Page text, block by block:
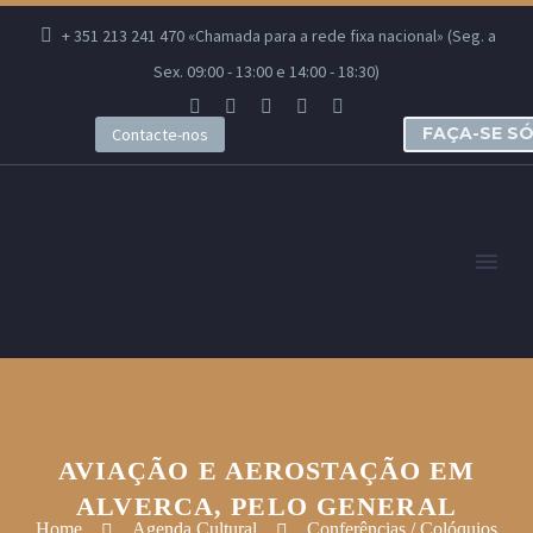
+ 351 213 241 470 «Chamada para a rede fixa nacional» (Seg. a
Sex. 09:00 - 13:00 e 14:00 - 18:30)
Contacte-nos FAÇA-SE
AVIAÇÃO E AEROSTAÇÃO EM
ALVERCA, PELO GENERAL